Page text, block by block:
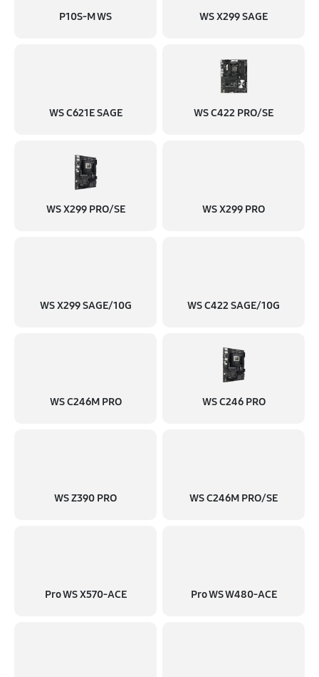
P10S-M WS WS X299 SAGE
WS C621E SAGE WS C422 PRO/SE
WS X299 PRO/SE WS X299 PRO
WS X299 SAGE/10G WS C422 SAGE/10G
WS C246M PRO WS C246 PRO
WS Z390 PRO WS C246M PRO/SE
Pro WS X570-ACE Pro WS W480-ACE